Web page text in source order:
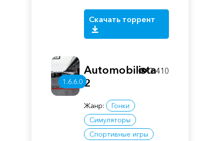
Скачать торрент
1.6.6.0
Automobilista
2
Жанр:
Гонки
Симуляторы
Спортивные игры
3 410